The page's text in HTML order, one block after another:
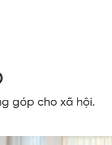
góp cho xã hội.